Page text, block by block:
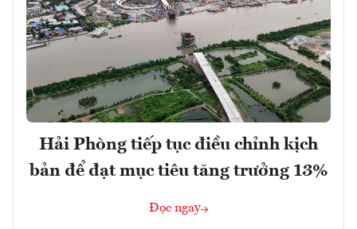
Hải Phòng tiếp tục điều chỉnh kịch
bản để đạt mục tiêu tăng trưởng 13%
Đọc ngay